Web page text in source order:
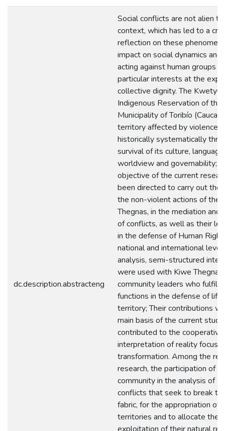
dc.description.abstracteng
Social conflicts are not alien to
context, which has led to a
reflection on these
impact on social dynamics
acting against human groups
particular interests at the
collective dignity. The Kwetyu'
Indigenous Reservation of the
Municipality of Toribío (Cauca),
territory affected by violence
historically systematically
survival of its culture, language,
worldview and governability;
objective of the current
been directed to carry out the
the non-violent actions of the
Thegnas, in the mediation and
of conflicts, as well as their
in the defense of Human
national and international
analysis, semi-structured
were used with Kiwe Thegnas
community leaders who fulfill
functions in the defense of life
territory; Their contributions
main basis of the current
contributed to the cooperative
interpretation of reality
transformation. Among the
research, the participation of
community in the analysis of
conflicts that seek to break
fabric, for the appropriation of
territories and to allocate